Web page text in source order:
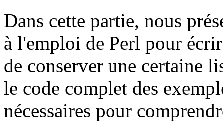
Dans cette partie, nous
à l'emploi de Perl pour
de conserver une certaine
le code complet des
nécessaires pour